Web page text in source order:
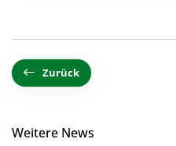
Zurück
Weitere News